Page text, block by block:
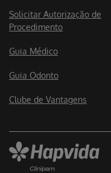
Solicitar Autorização de
Procedimento
Guia Médico
Guia Odonto
Clube de Vantagens